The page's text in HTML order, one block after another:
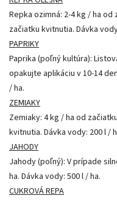
Repka ozimná: 2-4 kg / ha
začiatku kvitnutia. Dávka
PAPRIKY
Paprika (poľný kultúra):
opakujte aplikáciu v 10-14
/ ha.
ZEMIAKY
Zemiaky: 4 kg / ha od
kvitnutia. Dávka vody: 200 l /
JAHODY
Jahody (poľný): V prípade
ha. Dávka vody: 500 l / ha.
CUKROVÁ REPA